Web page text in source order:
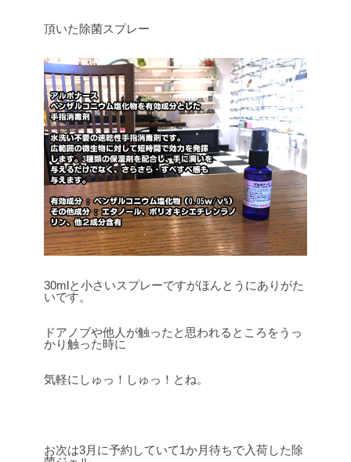
頂いた除菌スプレー
30mlと小さいスプレーですがほんとうにありがた
いです。
ドアノブや他人が触ったと思われるところをうっ
かり触った時に
気軽にしゅっ！しゅっ！とね。
お次は3月に予約していて1か月待ちで入荷した除